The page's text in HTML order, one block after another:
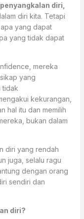
diri,
diri kita. Tetapi
yang dapat
yang tidak dapat
mereka
yang
tidak
kekurangan,
hal itu dan memilih
bukan dalam
diri yang rendah
juga, selalu ragu
dengan orang
sendiri dan
diri?